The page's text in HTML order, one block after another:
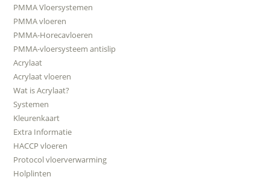
PMMA Vloersystemen
PMMA vloeren
PMMA-Horecavloeren
PMMA-vloersysteem antislip
Acrylaat
Acrylaat vloeren
Wat is Acrylaat?
Systemen
Kleurenkaart
Extra Informatie
HACCP vloeren
Protocol vloerverwarming
Holplinten